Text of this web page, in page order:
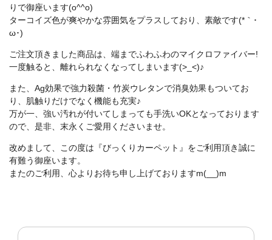
りで御座います(o^^o)
ターコイズ色が爽やかな雰囲気をプラスしており、素敵です(*｀･
ω･)ゞ
ご注文頂きました商品は、端までふわふわのマイクロファイバー!
一度触ると、離れられなくなってしまいます(>_<)♪
また、Ag効果で強力殺菌・竹炭ウレタンで消臭効果もついてお
り、肌触りだけでなく機能も充実♪
万が一、強い汚れが付いてしまっても手洗いOKとなっております
ので、是非、末永くご愛用くださいませ。
改めまして、この度は『びっくりカーペット』をご利用頂き誠に
有難う御座います。
またのご利用、心よりお待ち申し上げておりますm(__)m